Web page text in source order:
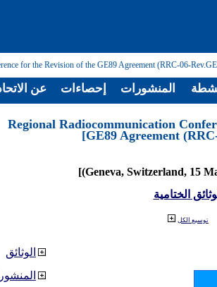
[Regional Radiocommunication
GE89 Agreement
الختامية
توسيع الكل
الوثائق
عن إحصاءات المنشورات